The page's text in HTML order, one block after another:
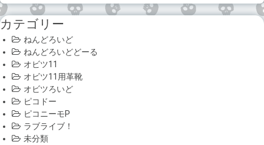
カテゴリー
ねんどろいど
ねんどろいどどーる
オビツ11
オビツ11用革靴
オビツろいど
ピコドー
ピコニーモP
ラブライブ！
未分類